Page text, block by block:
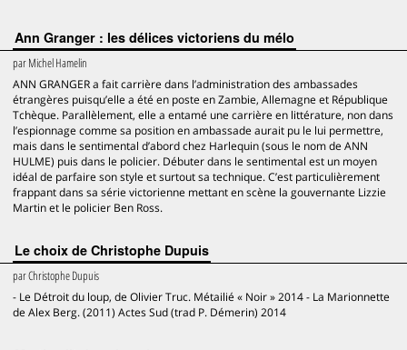
Ann Granger : les délices victoriens du mélo
parMichel Hamelin
ANN GRANGER a fait carrière dans l’administration des ambassades
étrangères puisqu’elle a été en poste en Zambie, Allemagne et République
Tchèque. Parallèlement, elle a entamé une carrière en littérature, non dans
l’espionnage comme sa position en ambassade aurait pu le lui permettre,
mais dans le sentimental d’abord chez Harlequin (sous le nom de ANN
HULME) puis dans le policier. Débuter dans le sentimental est un moyen
idéal de parfaire son style et surtout sa technique. C’est particulièrement
frappant dans sa série victorienne mettant en scène la gouvernante Lizzie
Martin et le policier Ben Ross.
Le choix de Christophe Dupuis
parChristophe Dupuis
- Le Détroit du loup, de Olivier Truc. Métailié « Noir » 2014 - La Marionnette
de Alex Berg. (2011) Actes Sud (trad P. Démerin) 2014